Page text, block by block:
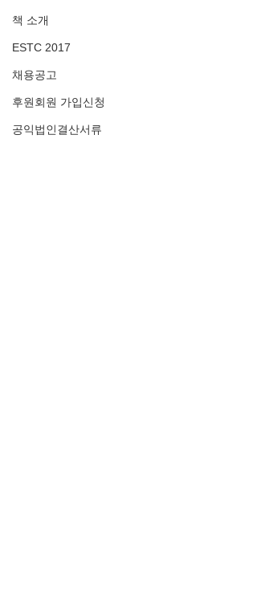
책 소개
ESTC 2017
채용공고
후원회원 가입신청
공익법인결산서류